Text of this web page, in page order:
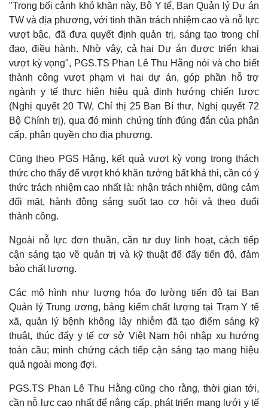
Pháp luật
Vụ án
Tư vấn luật
Quân sự - Quốc phòng
Vũ khí
Phân tích
"Trong bối cảnh khó khăn này, Bộ Y tế, Ban Quản lý Dự án
TW và địa phương, với tinh thần trách nhiệm cao và nỗ lực
vượt bậc, đã đưa quyết định quản trị, sáng tạo trong chỉ
đạo, điều hành. Nhờ vậy, cả hai Dự án được triển khai
vượt kỳ vọng", PGS.TS Phan Lê Thu Hằng nói và cho biết
thành công vượt phạm vi hai dự án, góp phần hỗ trợ
ngành y tế thực hiện hiệu quả định hướng chiến lược
(Nghị quyết 20 TW, Chỉ thị 25 Ban Bí thư, Nghị quyết 72
Bộ Chính trị), qua đó minh chứng tính đúng đắn của phân
cấp, phân quyền cho địa phương.
Cũng theo PGS Hằng, kết quả vượt kỳ vọng trong thách
thức cho thấy để vượt khó khăn tưởng bất khả thi, cần có ý
thức trách nhiệm cao nhất là: nhận trách nhiệm, dũng cảm
đối mặt, hành động sáng suốt tạo cơ hội và theo đuổi
thành công.
Ngoài nỗ lực đơn thuần, cần tư duy linh hoạt, cách tiếp
cận sáng tạo về quản trị và kỹ thuật để đẩy tiến độ, đảm
bảo chất lượng.
Các mô hình như lượng hóa đo lường tiến độ tại Ban
Quản lý Trung ương, bảng kiểm chất lượng tại Trạm Y tế
xã, quản lý bệnh không lây nhiễm đã tạo điểm sáng kỹ
thuật, thúc đẩy y tế cơ sở Việt Nam hội nhập xu hướng
toàn cầu; minh chứng cách tiếp cận sáng tạo mang hiệu
quả ngoài mong đợi.
PGS.TS Phan Lê Thu Hằng cũng cho rằng, thời gian tới,
cần nỗ lực cao nhất để nâng cấp, phát triển mạng lưới y tế